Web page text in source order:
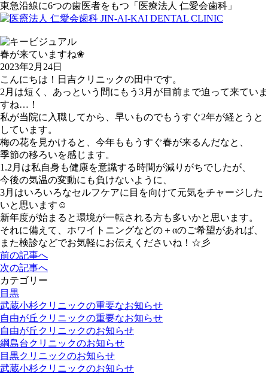
東急沿線に6つの歯医者をもつ「医療法人 仁愛会歯科」
春が来ていますね❀
2023年2月24日
こんにちは！日吉クリニックの田中です。
2月は短く、あっという間にもう3月が目前まで迫って来ていま
すね…！
私が当院に入職してから、早いものでもうすぐ2年が経とうと
しています。
梅の花を見かけると、今年ももうすぐ春が来るんだなと、
季節の移ろいを感じます。
1.2月は私自身も健康を意識する時間が減りがちでしたが、
今後の気温の変動にも負けないように、
3月はいろいろなセルフケアに目を向けて元気をチャージした
いと思います☺
新年度が始まると環境が一転される方も多いかと思います。
それに備えて、ホワイトニングなどの＋αのご希望があれば、
また検診などでお気軽にお伝えくださいね！☆彡
前の記事へ
次の記事へ
カテゴリー
目黒
武蔵小杉クリニックの重要なお知らせ
自由が丘クリニックの重要なお知らせ
自由が丘クリニックのお知らせ
綱島台クリニックのお知らせ
目黒クリニックのお知らせ
武蔵小杉クリニックのお知らせ